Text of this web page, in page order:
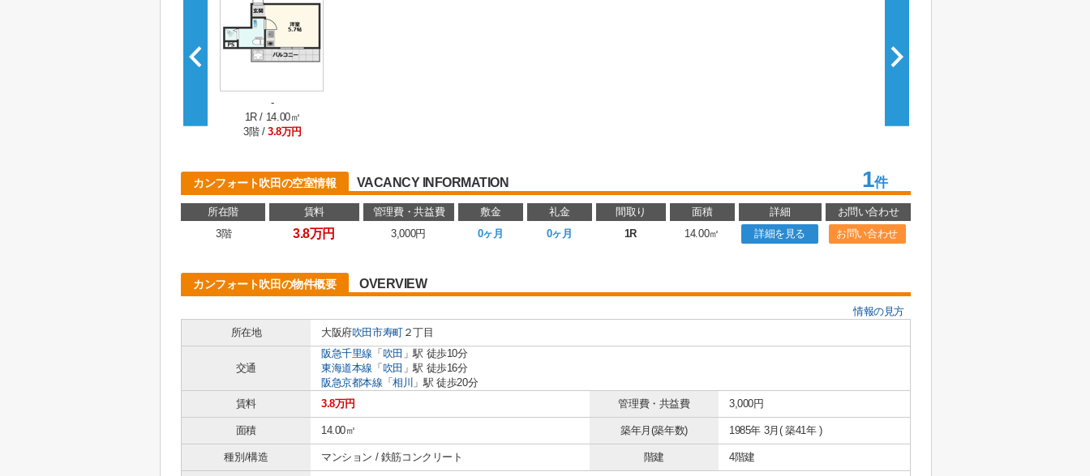
-
1R / 14.00㎡
3階 / 3.8万円
カンフォート吹田の空室情報 VACANCY INFORMATION 1件
所在階 賃料 管理費・共益費 敷金 礼金 間取り 面積 詳細
お問い合わせ
3階
3.8万円 3,000円 0ヶ月 0ヶ月 1R 14.00㎡ 詳細を見る お問い合わせ
カンフォート吹田の物件概要 OVERVIEW
情報の見方
所在地
大阪府吹田市寿町２丁目
交通
阪急千里線 「 吹田 」駅 徒歩10分
東海道本線 「 吹田 」駅 徒歩16分
阪急京都本線 「相川 」駅 徒歩20分
賃料
3.8万円 管理費・共益費 3,000円
面積 14.00㎡ 築年月(築年数) 1985年 3月( 築41年 )
種別/構造 マンション / 鉄筋コンクリート 階建 4階建